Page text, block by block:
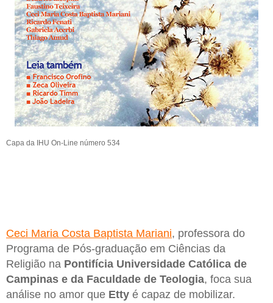
Capa da IHU On-Line número 534
Ceci Maria Costa Baptista Mariani, professora do
Programa de Pós-graduação em Ciências da
Religião na Pontifícia Universidade Católica de
Campinas e da Faculdade de Teologia, foca sua
análise no amor que Etty é capaz de mobilizar.